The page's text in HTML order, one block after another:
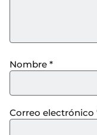
Nombre *
Correo electrónico